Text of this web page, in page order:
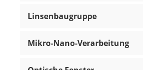
Linsenbaugruppe
Mikro-Nano-Verarbeitung